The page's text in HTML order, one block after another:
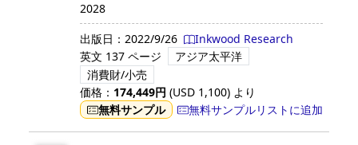
2028
出版日： 2022/9/26
Inkwood Research
英文 137 ページ
アジア太平洋
消費財/小売
価格： 174,449円 (USD 1,100) より
無料サンプル
無料サンプルリストに追加